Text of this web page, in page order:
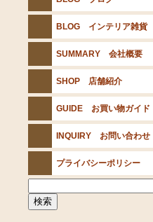
BLOG インテリア雑貨
SUMMARY 会社概要
SHOP 店舗紹介
GUIDE お買い物ガイド
INQUIRY お問い合わせ
プライバシーポリシー